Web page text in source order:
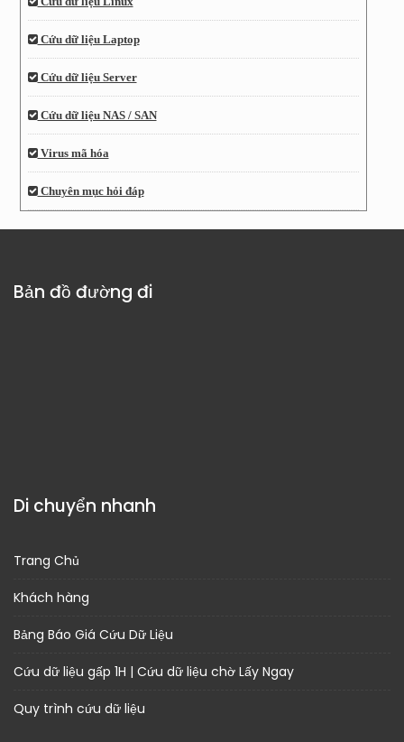
Cứu dữ liệu Laptop
Cứu dữ liệu Server
Cứu dữ liệu NAS / SAN
Virus mã hóa
Chuyên mục hỏi đáp
Bản đồ đường đi
Di chuyển nhanh
Trang Chủ
Khách hàng
Bảng Báo Giá Cứu Dữ Liệu
Cứu dữ liệu gấp 1H | Cứu dữ liệu chờ Lấy Ngay
Quy trình cứu dữ liệu